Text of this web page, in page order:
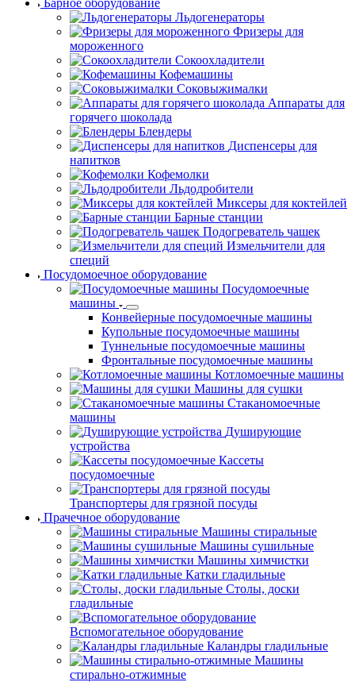
Льдогенераторы
Фризеры для
мороженного
Сокоохладители
Кофемашины
Соковыжималки
Аппараты для
горячего шоколада
Блендеры
Диспенсеры для
напитков
Кофемолки
Льдодробители
Миксеры для коктейлей
Барные станции
Подогреватель чашек
Измельчители для
специй
Посудомоечное оборудование
Посудомоечные
машины
Конвейерные посудомоечные машины
Купольные посудомоечные машины
Туннельные посудомоечные машины
Фронтальные посудомоечные машины
Котломоечные машины
Машины для сушки
Стаканомоечные
машины
Душирующие
устройства
Кассеты
посудомоечные
Транспортеры для грязной посуды
Прачечное оборудование
Машины стиральные
Машины сушильные
Машины химчистки
Катки гладильные
Столы, доски
гладильные
Вспомогательное оборудование
Каландры гладильные
Машины
стирально-отжимные